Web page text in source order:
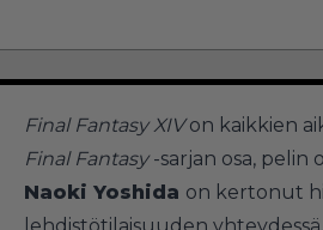
Final Fantasy XIVon kaikkien
Final Fantasy -sarjan osa, pelin
Naoki Yoshida on kertonut